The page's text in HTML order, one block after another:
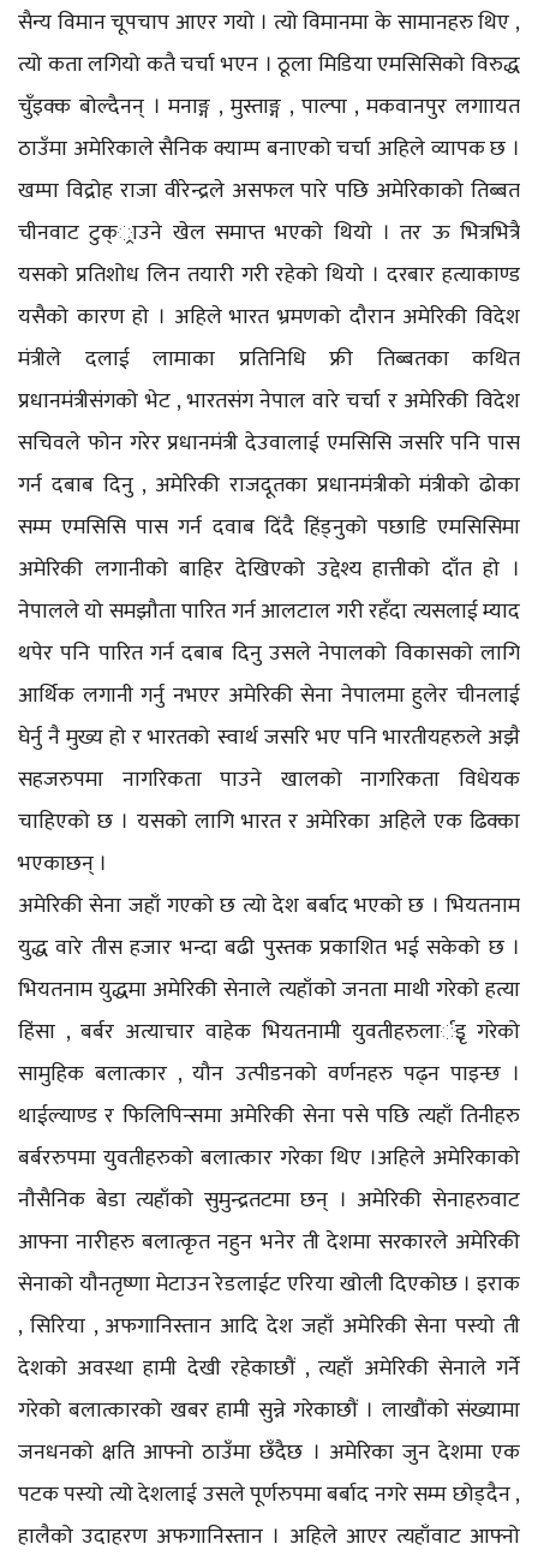
सैन्य विमान चूपचाप आएर गयो । त्यो विमानमा के सामानहरु थिए ,
त्यो कता लगियो कतै चर्चा भएन । ठूला मिडिया एमसिसिको विरुद्ध
चुँइक्क बोल्दैनन् । मनाङ्ग , मुस्ताङ्ग , पाल्पा , मकवानपुर लगाायत
ठाउँमा अमेरिकाले सैनिक क्याम्प बनाएको चर्चा अहिले व्यापक छ ।
खम्पा विद्रोह राजा वीरेन्द्रले असफल पारे पछि अमेरिकाको तिब्बत
चीनवाट टुक््राउने खेल समाप्त भएको थियो । तर ऊ भित्रभित्रै
यसको प्रतिशोध लिन तयारी गरी रहेको थियो । दरबार हत्याकाण्ड
यसैको कारण हो । अहिले भारत भ्रमणको दौरान अमेरिकी विदेश
मंत्रीले दलाई लामाका प्रतिनिधि फ्री तिब्बतका कथित
प्रधानमंत्रीसंगको भेट , भारतसंग नेपाल वारे चर्चा र अमेरिकी विदेश
सचिवले फोन गरेर प्रधानमंत्री देउवालाई एमसिसि जसरि पनि पास
गर्न दबाब दिनु , अमेरिकी राजदूतका प्रधानमंत्रीको मंत्रीको ढोका
सम्म एमसिसि पास गर्न दवाब दिंदै हिंड्नुको पछाडि एमसिसिमा
अमेरिकी लगानीको बाहिर देखिएको उद्देश्य हात्तीको दाँत हो ।
नेपालले यो समझौता पारित गर्न आलटाल गरी रहँदा त्यसलाई म्याद
थपेर पनि पारित गर्न दबाब दिनु उसले नेपालको विकासको लागि
आर्थिक लगानी गर्नु नभएर अमेरिकी सेना नेपालमा हुलेर चीनलाई
घेर्नु नै मुख्य हो र भारतको स्वार्थ जसरि भए पनि भारतीयहरुले अझै
सहजरुपमा नागरिकता पाउने खालको नागरिकता विधेयक
चाहिएको छ । यसको लागि भारत र अमेरिका अहिले एक ढिक्का
भएकाछन् ।
अमेरिकी सेना जहाँ गएको छ त्यो देश बर्बाद भएको छ । भियतनाम
युद्ध वारे तीस हजार भन्दा बढी पुस्तक प्रकाशित भई सकेको छ ।
भियतनाम युद्धमा अमेरिकी सेनाले त्यहाँको जनता माथी गरेको हत्या
हिंसा , बर्बर अत्याचार वाहेक भियतनामी युवतीहरुलार्इृ गरेको
सामुहिक बलात्कार , यौन उत्पीडनको वर्णनहरु पढ्न पाइन्छ ।
थाईल्याण्ड र फिलिपिन्समा अमेरिकी सेना पसे पछि त्यहाँ तिनीहरु
बर्बररुपमा युवतीहरुको बलात्कार गरेका थिए ।अहिले अमेरिकाको
नौसैनिक बेडा त्यहाँको सुमुन्द्रतटमा छन् । अमेरिकी सेनाहरुवाट
आफ्ना नारीहरु बलात्कृत नहुन भनेर ती देशमा सरकारले अमेरिकी
सेनाको यौनतृष्णा मेटाउन रेडलाईट एरिया खोली दिएकोछ । इराक
, सिरिया , अफगानिस्तान आदि देश जहाँ अमेरिकी सेना पस्यो ती
देशको अवस्था हामी देखी रहेकाछौं , त्यहाँ अमेरिकी सेनाले गर्ने
गरेको बलात्कारको खबर हामी सुन्ने गरेकाछौं । लाखौंको संख्यामा
जनधनको क्षति आफ्नो ठाउँमा छँदैछ । अमेरिका जुन देशमा एक
पटक पस्यो त्यो देशलाई उसले पूर्णरुपमा बर्बाद नगरे सम्म छोड्दैन ,
हालैको उदाहरण अफगानिस्तान । अहिले आएर त्यहाँवाट आफ्नो